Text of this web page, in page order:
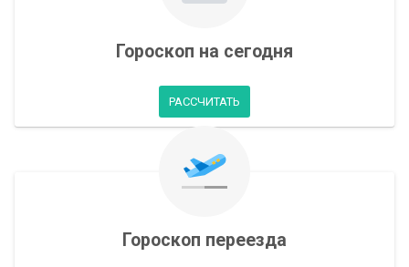
Гороскоп на сегодня
РАССЧИТАТЬ
Гороскоп переезда